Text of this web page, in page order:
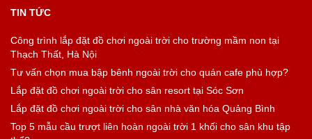
TIN TỨC
Công trình lắp đặt đồ chơi ngoài trời cho trường mầm non tại
Thạch Thất, Hà Nội
Tư vấn chọn mua bập bênh ngoài trời cho quán cafe phù hợp?
Lắp đặt đồ chơi ngoài trời cho sân resort tại Sóc Sơn
Lắp đặt đồ chơi ngoài trời cho sân nhà văn hóa Quảng Bình
Top 5 mẫu cầu trượt liên hoàn ngoài trời 1 khối cho sân khu tập